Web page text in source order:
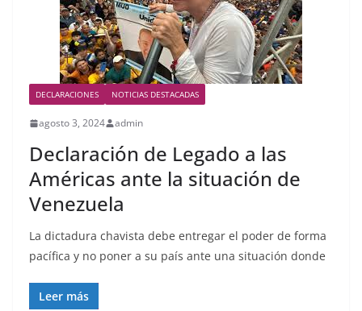
DECLARACIONES NOTICIAS DESTACADAS
agosto 3, 2024 admin
Declaración de Legado a las
Américas ante la situación de
Venezuela
La dictadura chavista debe entregar el poder de forma
pacífica y no poner a su país ante una situación donde
Leer más